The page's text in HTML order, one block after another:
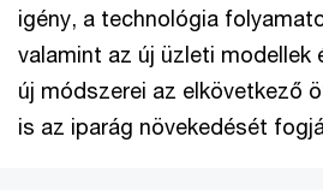
igény, a technológia
valamint az új üzleti modellek
új módszerei az elkövetkező
is az iparág növekedését